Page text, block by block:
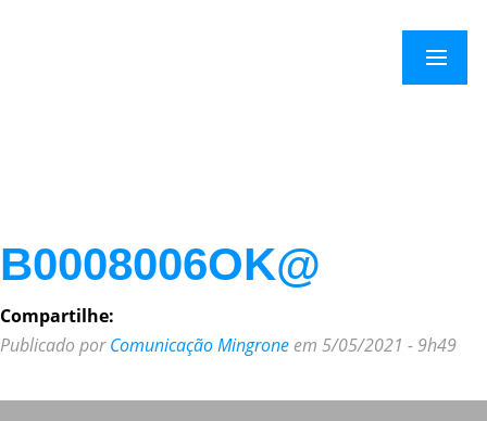
×
Menu
B0008006OK@
Compartilhe:
Publicado porComunicação Mingrone em 5/05/2021 - 9h49